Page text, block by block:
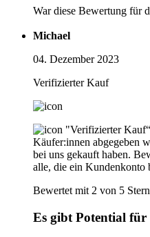
War diese Bewertung für
Michael
04. Dezember 2023
Verifizierter Kauf
"Verifizierter
Käufer:innen abgegeben
bei uns gekauft haben.
alle, die ein Kundenkonto
Bewertet mit 2 von 5
Es gibt Potential für